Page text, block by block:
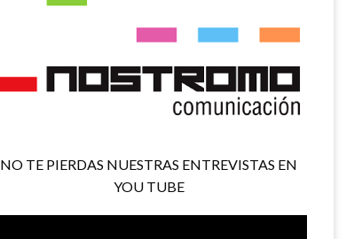
NO TE PIERDAS NUESTRAS ENTREVISTAS EN
YOU TUBE